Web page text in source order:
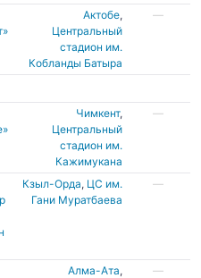
Актобе,
Центральный
стадион им.
Кобланды Батыра
—
Чимкент,
Центральный
стадион им.
Кажимукана
—
Кзыл-Орда, ЦC им.
Гани Муратбаева
—
Алма-Ата,
—